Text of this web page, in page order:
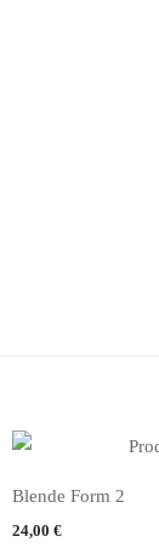
IN DEN WARENKORB
Blende Form 2
24,00 €